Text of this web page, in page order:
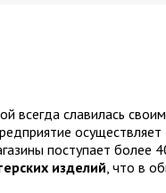
всегда славилась своим
осуществляет
поступает более
изделий, что в